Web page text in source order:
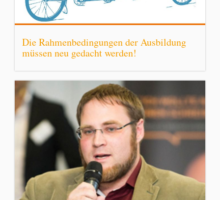
Die Rahmenbedingungen der Ausbildung
müssen neu gedacht werden!